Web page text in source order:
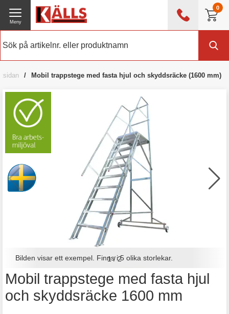
0
0476 - 214 80
Meny
Mobil trappstege med fasta hjul och skyddsräcke (1600 mm)
Mobil trappstege med fasta hjul
och skyddsräcke 1600 mm
Bilden visar ett exempel. Finns i 5 olika storlekar.
1/2